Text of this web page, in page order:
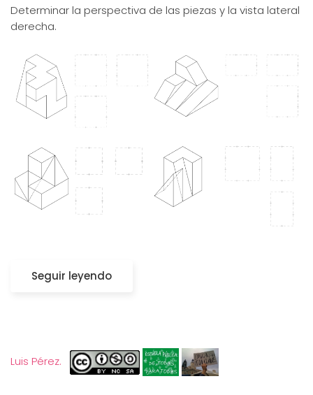
Determinar la perspectiva de las piezas y la vista lateral
derecha.
Seguir leyendo
Luis Pérez.